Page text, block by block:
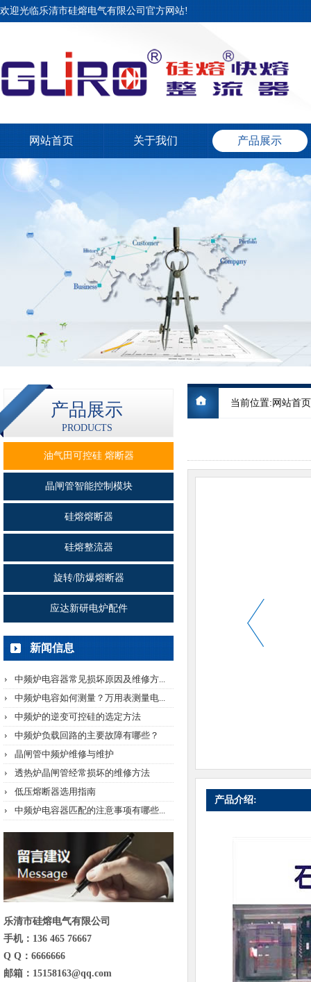
欢迎光临乐清市硅熔电气有限公司官方网站!
网站首页 关于我们 产品展示
产品展示
PRODUCTS
油气田可控硅 熔断器
晶闸管智能控制模块
硅熔熔断器
硅熔整流器
旋转/防爆熔断器
应达新研电炉配件
新闻信息
中频炉电容器常见损坏原因及维修方...
中频炉电容如何测量？万用表测量电...
中频炉的逆变可控硅的选定方法
中频炉负载回路的主要故障有哪些？
晶闸管中频炉维修与维护
透热炉晶闸管经常损坏的维修方法
低压熔断器选用指南
中频炉电容器匹配的注意事项有哪些...
乐清市硅熔电气有限公司
手机：136 465 76667
Q Q：6666666
邮箱：15158163@qq.com
当前位置: 网站首页
产品介绍: